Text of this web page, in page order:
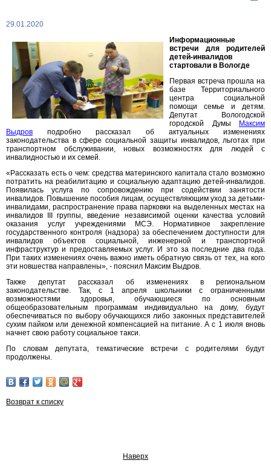
29.01.2020
Информационные
встречи для родителей
детей-инвалидов
стартовали в Вологде
Первая встреча прошла на
базе Территориального
центра социальной
помощи семье и детям.
Депутат Вологодской
городской Думы
Максим
Выдров подробно рассказал об актуальных изменениях
законодательства в сфере социальной защиты инвалидов, льготах при
транспортном обслуживании, новых возможностях для людей с
инвалидностью и их семей.
«Рассказать есть о чем: средства материнского капитала стало возможно
потратить на реабилитацию и социальную адаптацию детей-инвалидов.
Появилась услуга по сопровождению при содействии занятости
инвалидов. Повышение пособия лицам, осуществляющим уход за детьми-
инвалидами, распространение права парковки на выделенных местах на
инвалидов III группы, введение независимой оценки качества условий
оказания услуг учреждениями МСЭ. Нормативное закрепление
государственного контроля (надзора) за обеспечением доступности для
инвалидов объектов социальной, инженерной и транспортной
инфраструктур и предоставляемых услуг. И это за последние два года.
При таких изменениях очень важно иметь обратную связь от тех, на кого
эти новшества направлены», - пояснил Максим Выдров.
Также депутат рассказал об изменениях в региональном
законодательстве. Так, с 1 апреля школьники с ограниченными
возможностями здоровья, обучающиеся по основным
общеобразовательным программам индивидуально на дому, будут
обеспечиваться по выбору обучающихся либо законных представителей
сухим пайком или денежной компенсацией на питание. А с 1 июля вновь
начнет свою работу социальное такси.
По словам депутата, тематические встречи с родителями будут
продолжены.
Возврат к списку
Наверх